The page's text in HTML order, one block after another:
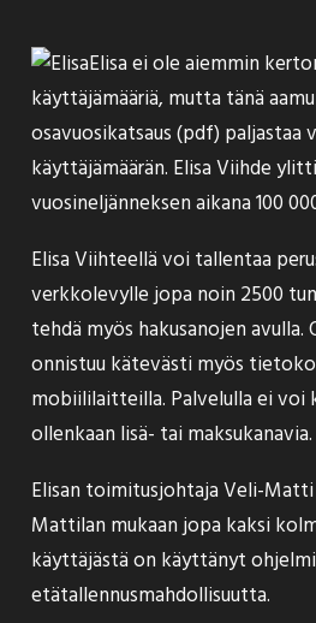
Elisa ei ole aiemmin
käyttäjämääriä, mutta tänä
osavuosikatsaus (pdf) paljastaa
käyttäjämäärän. Elisa Viihde
vuosineljänneksen aikana 100
Elisa Viihteellä voi tallentaa
verkkolevylle jopa noin 2500
tehdä myös hakusanojen avulla.
onnistuu kätevästi myös
mobiililaitteilla. Palvelulla ei voi
ollenkaan lisä- tai maksukanavia.
Elisan toimitusjohtaja Veli-Matti
Mattilan mukaanjopa kaksi
käyttäjästä on käyttänyt
etätallennusmahdollisuutta.